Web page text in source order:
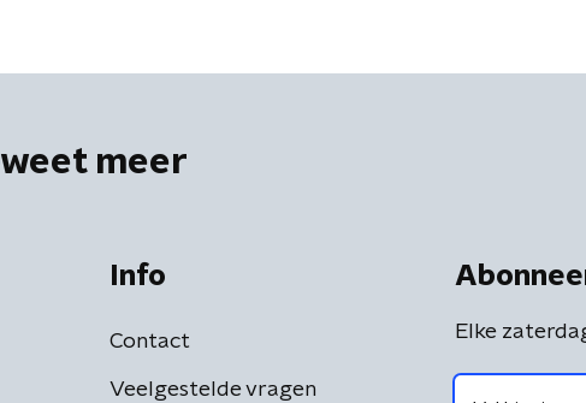
weet meer
Info
Contact
Veelgestelde vragen
Elke